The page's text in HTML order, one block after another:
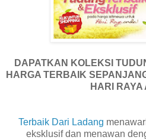
DAPATKAN KOLEKSI
HARGA TERBAIK
HARI RAYA
Terbaik Dari Ladang
eksklusif dan menawan